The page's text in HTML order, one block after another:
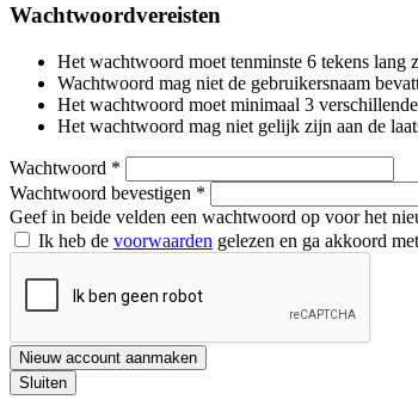
Wachtwoordvereisten
Het wachtwoord moet tenminste 6 tekens lang
Wachtwoord mag niet de gebruikersnaam
Het wachtwoord moet minimaal 3
Het wachtwoord mag niet gelijk zijn aan de
Wachtwoord *
Wachtwoord bevestigen *
Geef in beide velden een wachtwoord op voor het
Ik heb de voorwaarden gelezen en ga akkoord
Nieuw account aanmaken
Sluiten